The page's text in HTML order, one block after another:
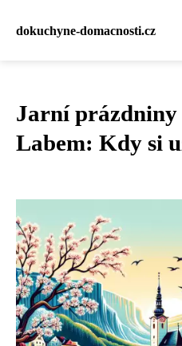
dokuchyne-domacnosti.cz
Jarní prázdniny
Labem: Kdy si